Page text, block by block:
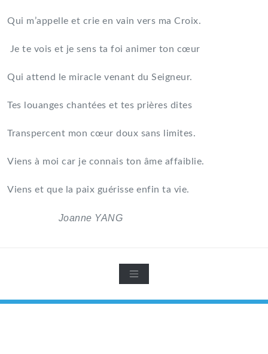
Qui m’appelle et crie en vain vers ma Croix.
Je te vois et je sens ta foi animer ton cœur
Qui attend le miracle venant du Seigneur.
Tes louanges chantées et tes prières dites
Transpercent mon cœur doux sans limites.
Viens à moi car je connais ton âme affaiblie.
Viens et que la paix guérisse enfin ta vie.
Joanne YANG